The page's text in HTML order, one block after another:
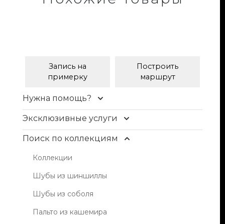
Запись на
примерку
Построить
маршрут
Нужна помощь?
Контакты
Доставка и оплата
FAQ
Условия продажи
Блог
Эксклюзивные услуги
Уход и чистка меха
Рестайлинг меха
Хранение шуб
Пошив изделий
Индивидуальный пошив одежды из кожи,
Поиск по коллекциям
Коллекции
Шубы из шиншиллы
Шубы из соболя
Пальто из кашемира